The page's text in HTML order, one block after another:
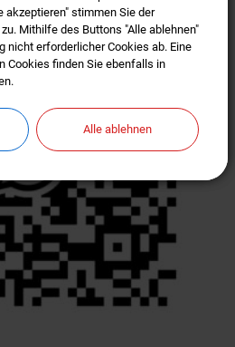
akzeptieren" stimmen Sie der
Mithilfe des Buttons "Alle ablehnen"
nicht erforderlicher Cookies ab. Eine
Cookies finden Sie ebenfalls in
Alle ablehnen
akzeptieren" stimmen Sie der
Mithilfe des Buttons "Alle ablehnen"
nicht erforderlicher Cookies ab. Eine
Cookies finden Sie ebenfalls in
Alle ablehnen